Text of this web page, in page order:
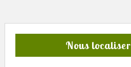
Nous localiser